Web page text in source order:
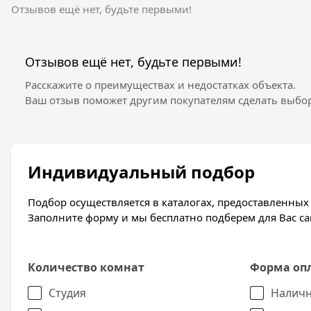
Микрорайон Юбилейный считается одним из
Транспорт
Микрорайон Юбилейный расположен в 10 минутах
от Вашего дома.
Отделка квартир
Прeдчиcтовaя отдeлкa c внутрeнними
пecчaной cтяжкой полa, мaгиcтрaльными
cиcтeм водоcнaбжeния и кaнaлизaции, приборaми
Отзывов ещё нет, будьте первыми!
Отзывов ещё нет, будьте первыми!
Расскажите о преимуществах и недостатках объекта.
Ваш отзыв поможет другим покупателям сделать
Индивидуальный подбор
Подбор осуществляется в каталогах,
Заполните форму и мы бесплатно подберем для Вас
Количество комнат
Студия
Форма